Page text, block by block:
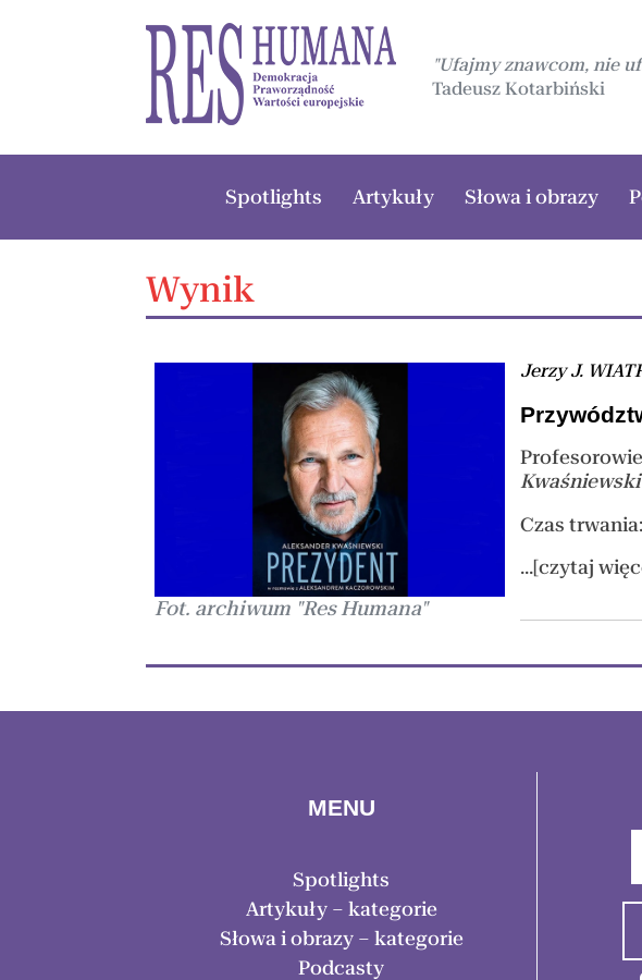
"Ufajmy znawcom, nie
Tadeusz Kotarbiński
Spotlights Artykuły Słowa i obrazy
Wynik
Fot. archiwum "Res Humana"
Jerzy J.
Czas
...[czytaj
MENU
Spotlights
Artykuły – kategorie
Słowa i obrazy – kategorie
Podcasty